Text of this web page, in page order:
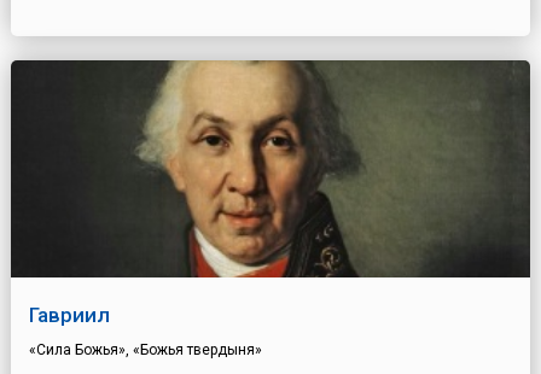
Гавриил
«Сила Божья», «Божья твердыня»